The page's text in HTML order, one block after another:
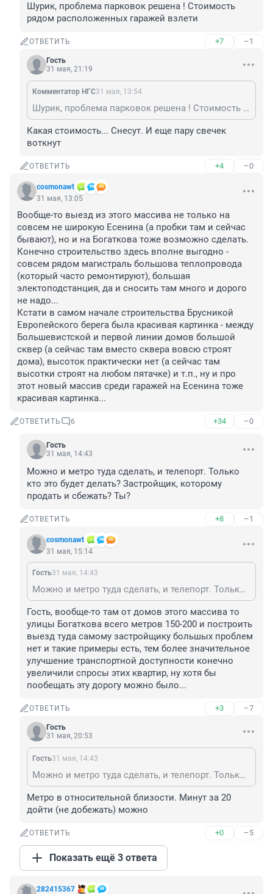
Шурик, проблема парковок решена ! Стоимость
рядом расположенных гаражей взлети
ОТВЕТИТЬ +7 –1
Гость
31 мая, 21:19
Комментатор НГС31 мая, 13:54
Шурик, проблема парковок решена ! Стоимость рядом расположенных гаражей взлети
Какая стоимость... Снесут. И еще пару свечек
воткнут
ОТВЕТИТЬ +4 –0
cosmonawt
31 мая, 13:05
Вообще-то выезд из этого массива не только на
совсем не широкую Есенина (а пробки там и сейчас
бывают), но и на Богаткова тоже возможно сделать.
Конечно строительство здесь вполне выгодно -
совсем рядом магистраль большова теплопровода
(который часто ремонтируют), большая
электоподстанция, да и сносить там много и дорого
не надо...
Кстати в самом начале строительства Брусникой
Европейского берега была красивая картинка - между
Большевистской и первой линии домов большой
сквер (а сейчас там вместо сквера вовсю строят
дома), высоток практически нет (а сейчас там
высотки строят на любом пятачке) и т.п., ну и про
этот новый массив среди гаражей на Есенина тоже
красивая картинка...
ОТВЕТИТЬ 6 +34 –0
Гость
31 мая, 14:43
Можно и метро туда сделать, и телепорт. Только
кто это будет делать? Застройщик, которому
продать и сбежать? Ты?
ОТВЕТИТЬ +8 –1
cosmonawt
31 мая, 15:14
Гость31 мая, 14:43
Можно и метро туда сделать, и телепорт. Только кто это будет делать? Застройщик, которому продать и сбежать? Ты?
Гость, вообще-то там от домов этого массива то
улицы Богаткова всего метров 150-200 и построить
выезд туда самому застройщику большых проблем
нет и такие примеры есть, тем более значительное
улучшение транспортной доступности конечно
увеличили спросы этих квартир, ну хотя бы
пообещать эту дорогу можно было...
ОТВЕТИТЬ +3 –7
Гость
31 мая, 20:53
Гость31 мая, 14:43
Можно и метро туда сделать, и телепорт. Только кто это будет делать? Застройщик, которому продать и сбежать? Ты?
Метро в относительной близости. Минут за 20
дойти (не добежать) можно
ОТВЕТИТЬ +0 –5
Показать ещё 3 ответа
282415367